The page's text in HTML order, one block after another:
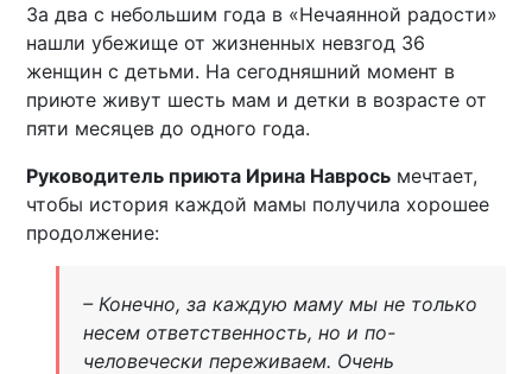
За два с небольшим года в «Нечаянной радости»
нашли убежище от жизненных невзгод 36
женщин с детьми. На сегодняшний момент в
приюте живут шесть мам и детки в возрасте от
пяти месяцев до одного года.
Руководитель приюта Ирина Наврось мечтает,
чтобы история каждой мамы получила хорошее
продолжение:
– Конечно, за каждую маму мы не только
несем ответственность, но и по-
человечески переживаем. Очень